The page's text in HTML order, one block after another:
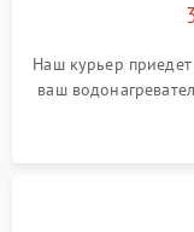
Наш курьер
ваш